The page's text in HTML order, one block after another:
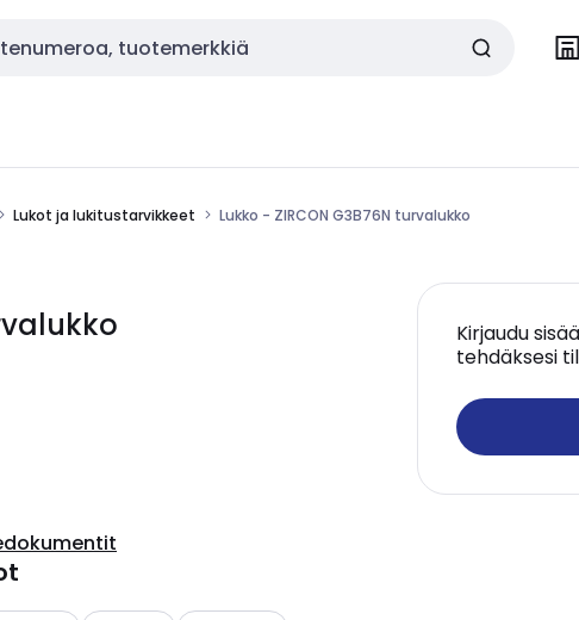
Lukot ja lukitustarvikkeet Lukko - ZIRCON G3B76N turvalukko
Kirjaudu
tehdäksesi